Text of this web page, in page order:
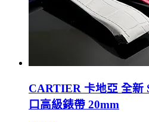
CARTIER 卡地亞 全新
口高級錶帶 20mm